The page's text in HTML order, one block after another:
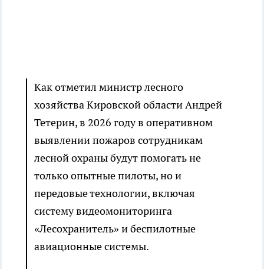
Как отметил министр лесного
хозяйства Кировской области Андрей
Тетерин, в 2026 году в оперативном
выявлении пожаров сотрудникам
лесной охраны будут помогать не
только опытные пилоты, но и
передовые технологии, включая
систему видеомониторинга
«Лесохранитель» и беспилотные
авиационные системы.